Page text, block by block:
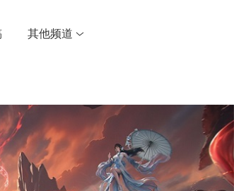
其他频道